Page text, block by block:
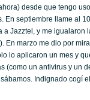
desde que tengo
En septiembre llame al
Jazztel, y me igualaron
En marzo me dio por
lo aplicaron un mes y
(como un antivirus y un
Indignado cogí­